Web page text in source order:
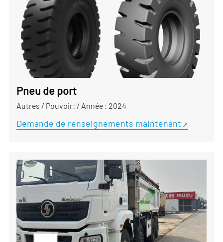
Pneu de port
Autres / Pouvoir: / Année : 2024
Demande de renseignements maintenant